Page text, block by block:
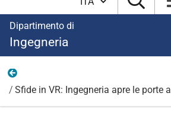
Dipartimento di
Ingegneria
Sfide in VR: Ingegneria apre le porte